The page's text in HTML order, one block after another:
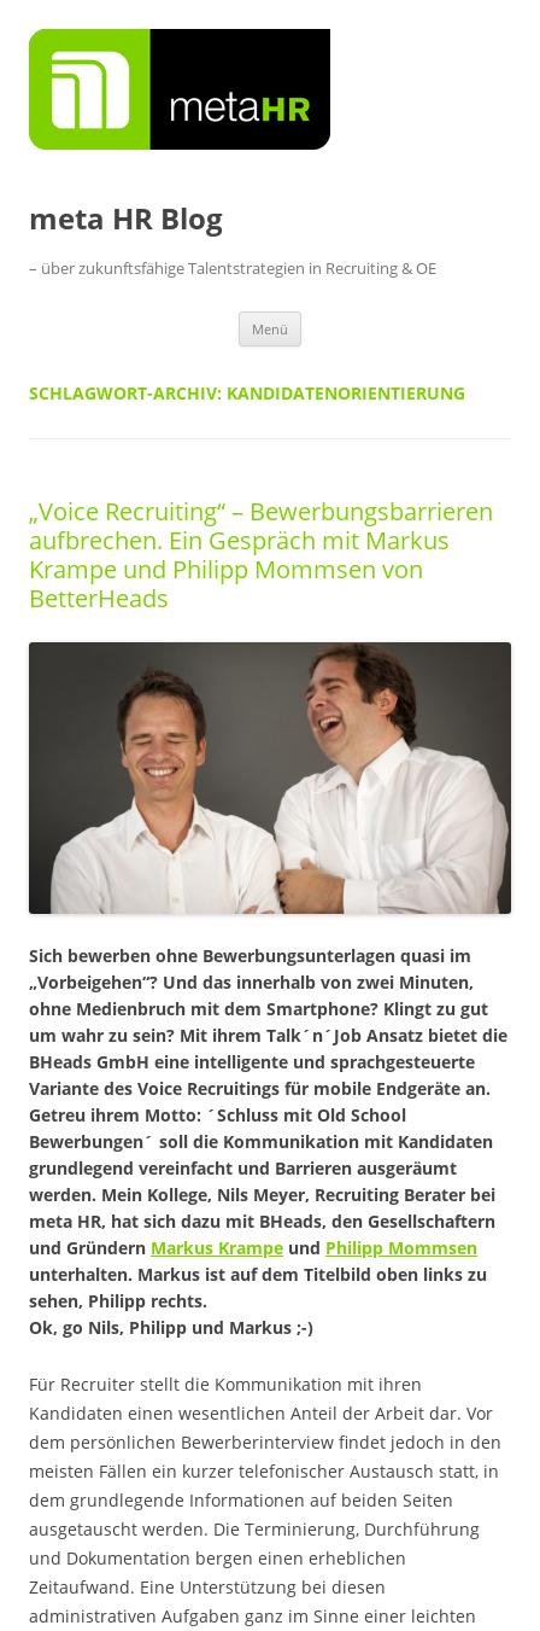
Inhalt
springen
meta HR Blog
– über zukunftsfähige Talentstrategien in Recruiting & OE
Menü
SCHLAGWORT-ARCHIV: KANDIDATENORIENTIERUNG
„Voice Recruiting“ – Bewerbungsbarrieren
aufbrechen. Ein Gespräch mit Markus
Krampe und Philipp Mommsen von
BetterHeads
Sich bewerben ohne Bewerbungsunterlagen quasi im
„Vorbeigehen“? Und das innerhalb von zwei Minuten,
ohne Medienbruch mit dem Smartphone? Klingt zu gut
um wahr zu sein? Mit ihrem Talk´n´Job Ansatz bietet die
BHeads GmbH eine intelligente und sprachgesteuerte
Variante des Voice Recruitings für mobile Endgeräte an.
Getreu ihrem Motto: ´Schluss mit Old School
Bewerbungen´ soll die Kommunikation mit Kandidaten
grundlegend vereinfacht und Barrieren ausgeräumt
werden. Mein Kollege, Nils Meyer, Recruiting Berater bei
meta HR, hat sich dazu mit BHeads, den Gesellschaftern
und Gründern Markus Krampe und Philipp Mommsen
unterhalten. Markus ist auf dem Titelbild oben links zu
sehen, Philipp rechts.
Ok, go Nils, Philipp und Markus ;-)
Für Recruiter stellt die Kommunikation mit ihren
Kandidaten einen wesentlichen Anteil der Arbeit dar. Vor
dem persönlichen Bewerberinterview findet jedoch in den
meisten Fällen ein kurzer telefonischer Austausch statt, in
dem grundlegende Informationen auf beiden Seiten
ausgetauscht werden. Die Terminierung, Durchführung
und Dokumentation bergen einen erheblichen
Zeitaufwand. Eine Unterstützung bei diesen
administrativen Aufgaben ganz im Sinne einer leichten